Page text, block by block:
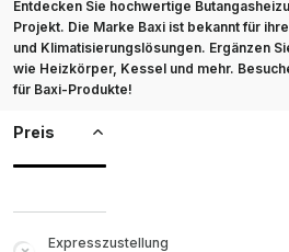
Entdecken Sie hochwertige
Projekt. Die Marke Baxi ist bekannt für
und Klimatisierungslösungen. Ergänzen
wie Heizkörper, Kessel und mehr.
für Baxi-Produkte!
Preis
Expresszustellung